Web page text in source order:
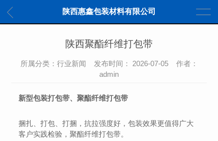
陕西惠鑫包装材料有限公司
陕西聚酯纤维打包带
所属分类：行业新闻 发布时间： 2026-07-05 作者：
admin
新型包装打包带、聚酯纤维打包带
捆扎、打包、打捆，抗拉强度好，包装效果更值得广大
客户实践检验，聚酯纤维打包带。